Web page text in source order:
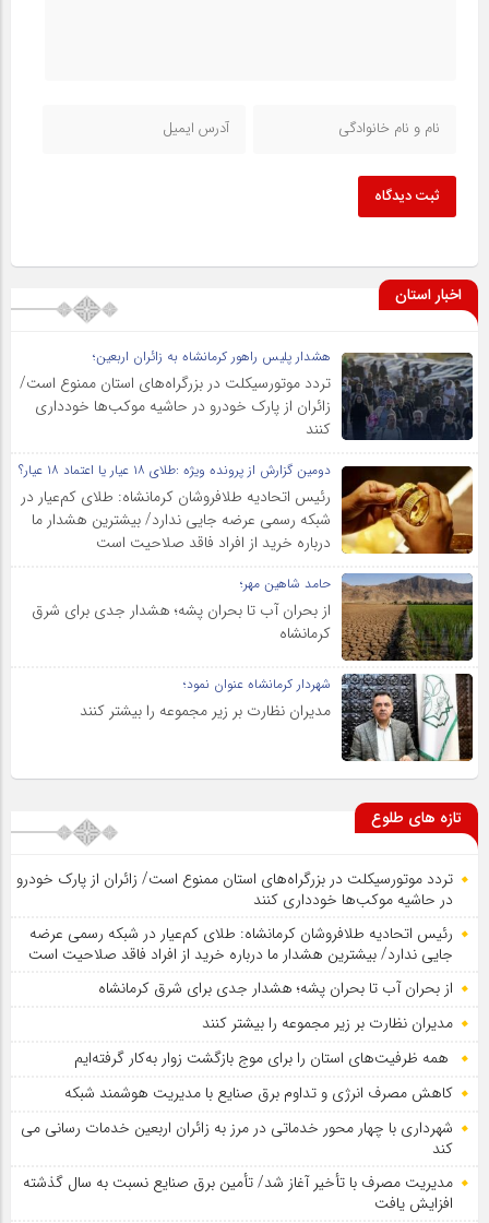
ثبت دیدگاه
اخبار استان
هشدار پلیس راهور کرمانشاه به زائران اربعین؛
تردد موتورسیکلت در بزرگراه‌های استان ممنوع است/
زائران از پارک خودرو در حاشیه موکب‌ها خودداری
کنند
دومین گزارش از پرونده ویژه :طلای ۱۸ عیار یا اعتماد ۱۸ عیار؟
رئیس اتحادیه طلافروشان کرمانشاه: طلای کم‌عیار در
شبکه رسمی عرضه جایی ندارد/ بیشترین هشدار ما
درباره خرید از افراد فاقد صلاحیت است
حامد شاهین مهر؛
از بحران آب تا بحران پشه؛ هشدار جدی برای شرق
کرمانشاه
شهردار کرمانشاه عنوان نمود؛
مدیران نظارت بر زیر مجموعه را بیشتر کنند
تازه های طلوع
تردد موتورسیکلت در بزرگراه‌های استان ممنوع است/ زائران از پارک خودرو
در حاشیه موکب‌ها خودداری کنند
رئیس اتحادیه طلافروشان کرمانشاه: طلای کم‌عیار در شبکه رسمی عرضه
جایی ندارد/ بیشترین هشدار ما درباره خرید از افراد فاقد صلاحیت است
از بحران آب تا بحران پشه؛ هشدار جدی برای شرق کرمانشاه
مدیران نظارت بر زیر مجموعه را بیشتر کنند
همه ظرفیت‌های استان را برای موج بازگشت زوار به‌کار گرفته‌ایم
کاهش مصرف انرژی و تداوم برق صنایع با مدیریت هوشمند شبکه
شهرداری با چهار محور خدماتی در مرز به زائران اربعین خدمات رسانی می
کند
مدیریت مصرف با تأخیر آغاز شد/ تأمین برق صنایع نسبت به سال گذشته
افزایش یافت